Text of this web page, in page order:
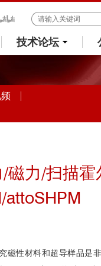
技术论坛
磁力/扫描霍
attoSHPM
磁性材料和超导样品是